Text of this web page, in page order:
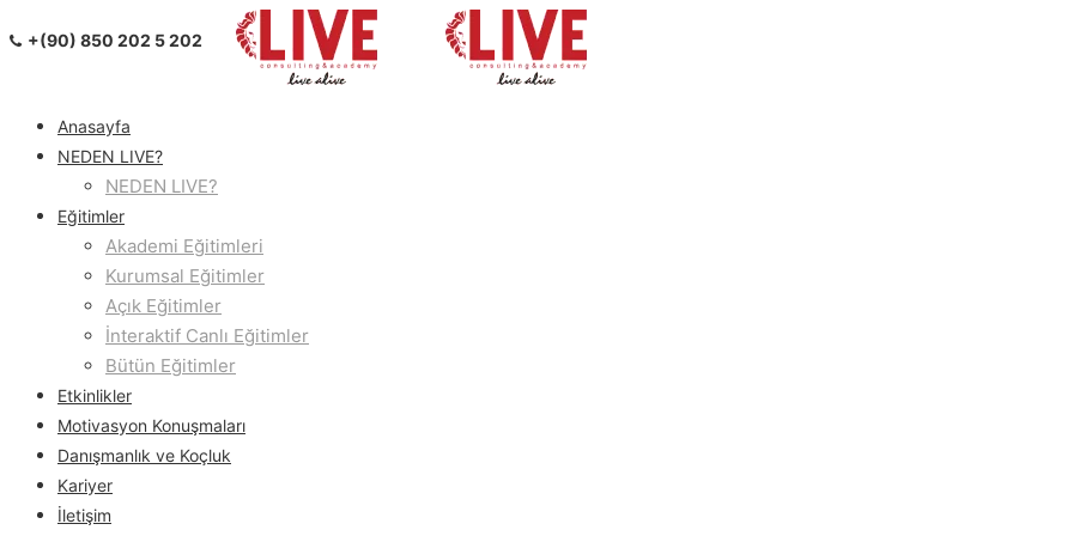
+(90) 850 202 5 202
Anasayfa
NEDEN LIVE?
NEDEN LIVE?
Eğitimler
Akademi Eğitimleri
Kurumsal Eğitimler
Açık Eğitimler
İnteraktif Canlı Eğitimler
Bütün Eğitimler
Etkinlikler
Motivasyon Konuşmaları
Danışmanlık ve Koçluk
Kariyer
İletişim